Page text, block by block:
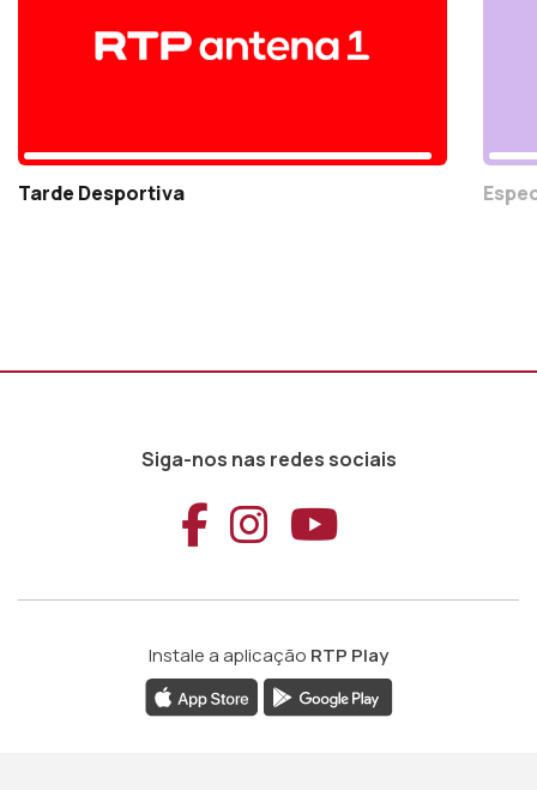
Tarde Desportiva
Siga-nos nas redes sociais
Aceder ao
Aceder ao
Aceder
Instale a aplicação RTP Play